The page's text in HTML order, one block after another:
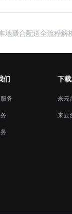
地聚合配送全流程解
们
务
下
来云
来云